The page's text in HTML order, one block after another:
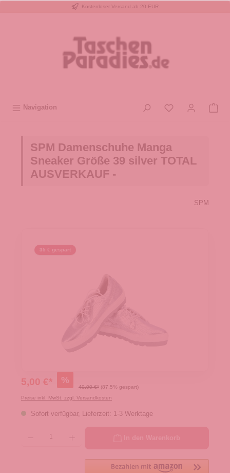
Kostenloser Versand ab 20 EUR
Navigation
SPM Damenschuhe Manga
Sneaker Größe 39 silver TOTAL
AUSVERKAUF -
SPM
35 € gespart
5,00 €* %
40,00 €* (87.5% gespart)
Preise inkl. MwSt. zzgl. Versandkosten
Sofort verfügbar, Lieferzeit: 1-3 Werktage